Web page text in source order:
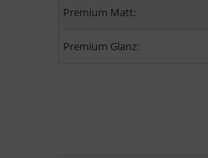
Premium Matt:
Premium Glanz: